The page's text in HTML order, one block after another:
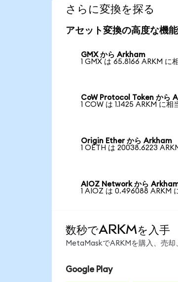
さらに変換を探る
アセット変換の高度な機能
GMX から Arkham
1 GMX は 65.8166 ARKM に
CoW Protocol Token から
1 COW は 1.1425 ARKM に相
Origin Ether から Arkham
1 OETH は 20038.6223
AIOZ Network から
1 AIOZ は 0.496088 ARKM
数秒でARKMを入手
MetaMaskでARKMを購入、売却
Google Play